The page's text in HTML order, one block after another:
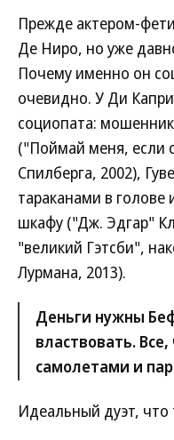
Прежде актером-
Де Ниро, но уже
Почему именно он
очевидно. У Ди
социопата:
("Поймай меня, если
Спилберга, 2002),
тараканами в
шкафу ("Дж. Эдгар"
"великий Гэтсби",
Лурмана, 2013).
Деньги нужны
властвовать.
самолетами и
Идеальный дуэт, что